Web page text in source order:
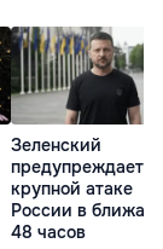
Зеленский
предупреждает о
крупной атаке
России в
48 часов